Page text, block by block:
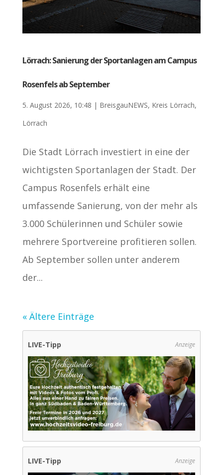
Lörrach: Sanierung der Sportanlagen am Campus
Rosenfels ab September
5. August 2026, 10:48 | BreisgauNEWS, Kreis Lörrach,
Lörrach
Die Stadt Lörrach investiert in eine der
wichtigsten Sportanlagen der Stadt. Der
Campus Rosenfels erhält eine
umfassende Sanierung, von der mehr als
3.000 Schülerinnen und Schüler sowie
mehrere Sportvereine profitieren sollen.
Ab September sollen unter anderem
der...
« Ältere Einträge
LIVE-Tipp Anzeige
LIVE-Tipp Anzeige